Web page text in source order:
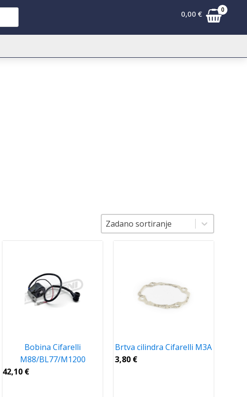
0,00 € 0
Sortiranje
Zadano sortiranje
Sortiranje
Bobina Cifarelli
M88/BL77/M1200
42,10 €
Brtva cilindra Cifarelli M3A
3,80 €